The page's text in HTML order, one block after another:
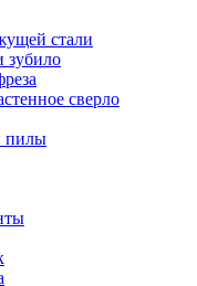
стали
зубило
сверло
пилы